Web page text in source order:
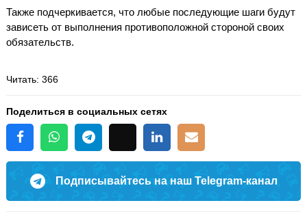
Также подчеркивается, что любые последующие шаги будут
зависеть от выполнения противоположной стороной своих
обязательств.
Читать: 366
Поделиться в социальных сетях
Подписывайтесь на наш Telegram-канал